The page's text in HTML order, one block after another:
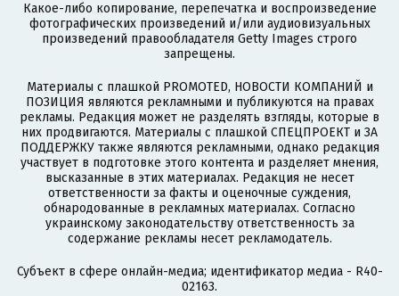
Какое-либо копирование, перепечатка и воспроизведение
фотографических произведений и/или аудиовизуальных
произведений правообладателя Getty Images строго
запрещены.
Материалы с плашкой PROMOTED, НОВОСТИ КОМПАНИЙ и
ПОЗИЦИЯ являются рекламными и публикуются на правах
рекламы. Редакция может не разделять взгляды, которые в
них продвигаются. Материалы с плашкой СПЕЦПРОЕКТ и ЗА
ПОДДЕРЖКУ также являются рекламными, однако редакция
участвует в подготовке этого контента и разделяет мнения,
высказанные в этих материалах. Редакция не несет
ответственности за факты и оценочные суждения,
обнародованные в рекламных материалах. Согласно
украинскому законодательству ответственность за
содержание рекламы несет рекламодатель.
Субъект в сфере онлайн-медиа; идентификатор медиа - R40-
02163.